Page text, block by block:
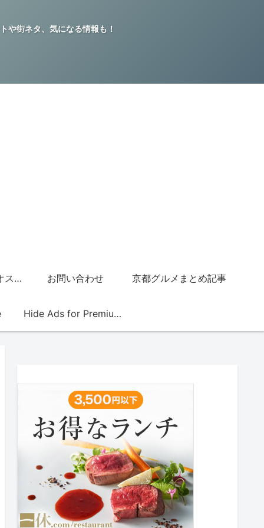
や街ネタ、気になる情報も！
グッチジャパン的オススメ店 お問い合わせ 京都グルメまとめ記事
Hide Ads for Premium Members